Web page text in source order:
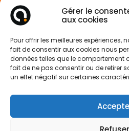
Gérer le
aux cookies
Pour offrir les meilleures expériences,
fait de consentir aux cookies nous
données telles que le comportement
fait de ne pas consentir ou de retirer
un effet négatif sur certaines
65 rue de
62138 Douvrin
Mentions légales
Politique de confidentialité
Politique des cookies